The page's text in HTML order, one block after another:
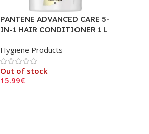
PANTENE ADVANCED CARE 5-
IN-1 HAIR CONDITIONER 1 L
Hygiene Products
Out of stock
15.99€